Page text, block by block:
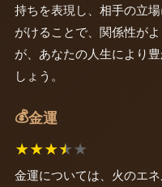
持ちを表現し、相手の立
がけることで、関係性が
が、あなたの人生により
しょう。
💰金運
★★★★★
金運については、火のエ